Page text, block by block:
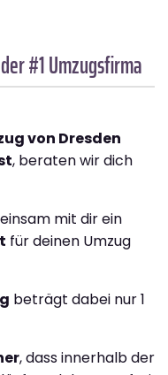
#1 Umzugsfirma
von Dresden
, beraten wir dich
mit dir ein
für deinen Umzug
beträgt dabei nur 1
, dass innerhalb der